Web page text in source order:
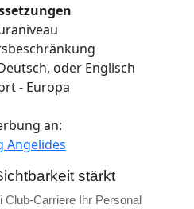
oder Englisch
- Europa
an:
Angelides
stärkt
Club-Carriere Ihr Personal